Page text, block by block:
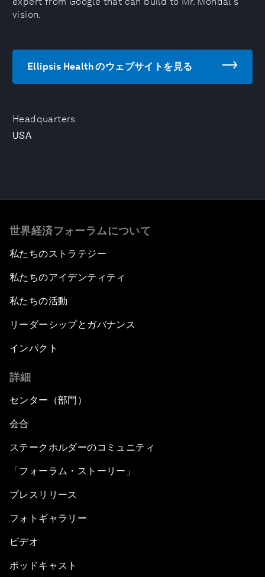
Headquarters
USA
vision.
Ellipsis Health のウェブサイトを見る
世界経済フォーラムについて
私たちのストラテジー
私たちのアイデンティティ
私たちの活動
リーダーシップとガバナンス
インパクト
詳細
センター（部門）
会合
ステークホルダーのコミュニティ
「フォーラム・ストーリー」
プレスリリース
フォトギャラリー
ビデオ
ポッドキャスト